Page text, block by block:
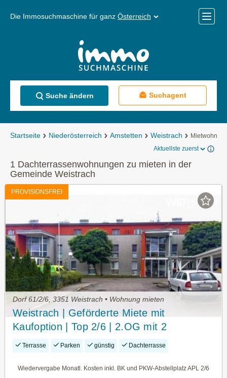
Die Immosuchmaschine für ganz Österreich
Menü
Suche ändern Suchagent
Startseite Niederösterreich Amstetten Weistrach
Aktuellste zuerst
1 Dachterrassenwohnungen zu mieten in der
Gemeinde Weistrach
PROVISIONSFREI
Dorf 61/2/6, 3351 Weistrach • Wohnung mieten
Weistrach | Geförderte Miete mit
Kaufoption | Top 2/6 | 2.OG mit 2
Dachterrassen
Terrasse Parken günstig Dachterrasse
Wiedervergabe Monatl. Kosten inkl. BK und PKW-Abstellplatz APL 2/6